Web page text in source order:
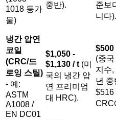
1018 등가
물)
중반).
준보
니다).
냉간 압연
코일
(CRC/드
로잉 스틸)
- 예:
ASTM
A1008 /
EN DC01
$1,050 -
$1,130 / t (미
국의 냉간 압
연 프리미엄
대 HRC).
$500
(중
지수
년
$516
CRC